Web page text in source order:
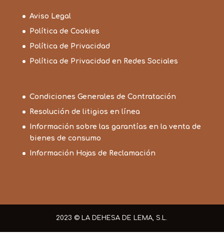
Aviso Legal
Política de Cookies
Política de Privacidad
Política de Privacidad en Redes Sociales
Condiciones Generales de Contratación
Resolución de litigios en línea
Información sobre las garantías en la venta de
bienes de consumo
Información Hojas de Reclamación
2023 © LA DEHESA DE LEMA, S.L.